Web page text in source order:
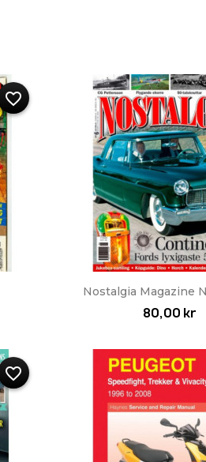
favorite_border
Snabbvy
Nostalgia Magazine
80,00 kr
favorite_border